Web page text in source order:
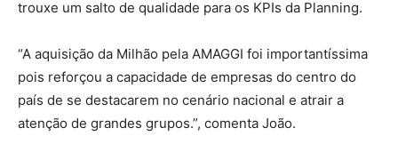
trouxe um salto de qualidade para os KPIs da Planning.
“A aquisição da Milhão pela AMAGGI foi importantíssima
pois reforçou a capacidade de empresas do centro do
país de se destacarem no cenário nacional e atrair a
atenção de grandes grupos.”, comenta João.